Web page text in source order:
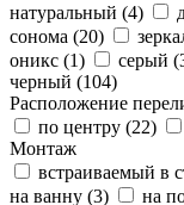
натуральный (4)
сонома (20)
оникс (1) серый (
черный (104)
Расположение
по центру (22)
Монтаж
встраиваемый в
на ванну (3) на